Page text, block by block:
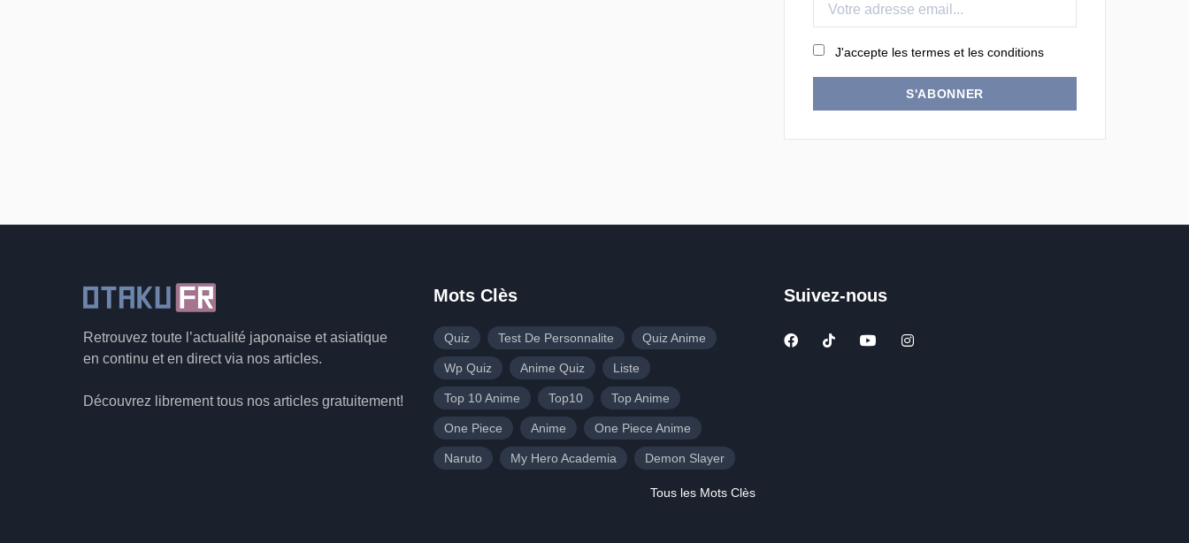
J'accepte les termes et les conditions
S'ABONNER
Retrouvez toute l’actualité japonaise et asiatique
en continu et en direct via nos articles.
Découvrez librement tous nos articles gratuitement!
Mots Clès
Quiz Test De Personnalite Quiz Anime
Wp Quiz Anime Quiz Liste
Top 10 Anime Top10 Top Anime
One Piece Anime One Piece Anime
Naruto My Hero Academia Demon Slayer
Tous les Mots Clès
Suivez-nous